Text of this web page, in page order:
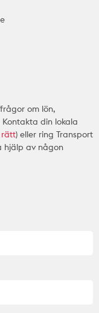
om lön,
din lokala
rätt) eller ring Transport
hjälp av någon